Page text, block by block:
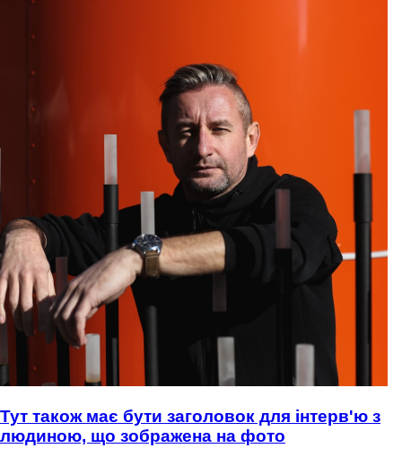
Тут також має бути заголовок для інтерв'ю з
людиною, що зображена на фото